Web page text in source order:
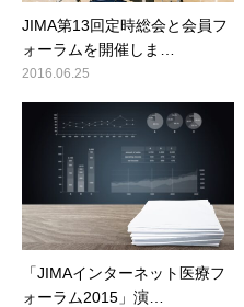
JIMA第13回定時総会と会員フ
ォーラムを開催しま…
2016.06.25
「JIMAインターネット医療フ
ォーラム2015」演…